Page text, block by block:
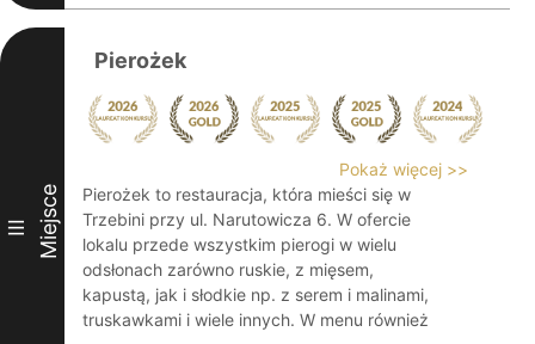
III Miejsce
Pierożek
Pokaż więcej >>
Pierożek to restauracja, która mieści się w
Trzebini przy ul. Narutowicza 6. W ofercie
lokalu przede wszystkim pierogi w wielu
odsłonach zarówno ruskie, z mięsem,
kapustą, jak i słodkie np. z serem i malinami,
truskawkami i wiele innych. W menu również